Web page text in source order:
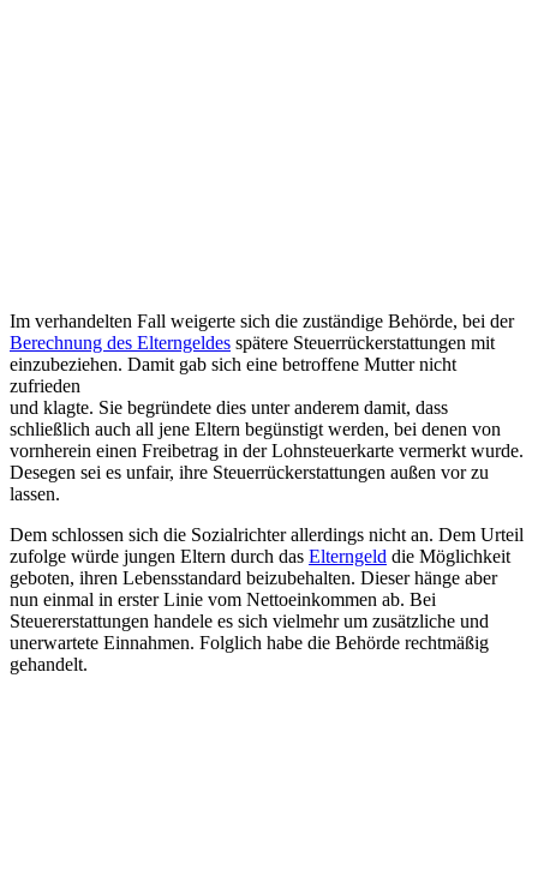
Im verhandelten Fall weigerte sich die zuständige Behörde, bei der
Berechnung des Elterngeldes spätere Steuerrückerstattungen mit
einzubeziehen. Damit gab sich eine betroffene Mutter nicht
zufrieden
und klagte. Sie begründete dies unter anderem damit, dass
schließlich auch all jene Eltern begünstigt werden, bei denen von
vornherein einen Freibetrag in der Lohnsteuerkarte vermerkt wurde.
Desegen sei es unfair, ihre Steuerrückerstattungen außen vor zu
lassen.
Dem schlossen sich die Sozialrichter allerdings nicht an. Dem Urteil
zufolge würde jungen Eltern durch das Elterngeld die Möglichkeit
geboten, ihren Lebensstandard beizubehalten. Dieser hänge aber
nun einmal in erster Linie vom Nettoeinkommen ab. Bei
Steuererstattungen handele es sich vielmehr um zusätzliche und
unerwartete Einnahmen. Folglich habe die Behörde rechtmäßig
gehandelt.